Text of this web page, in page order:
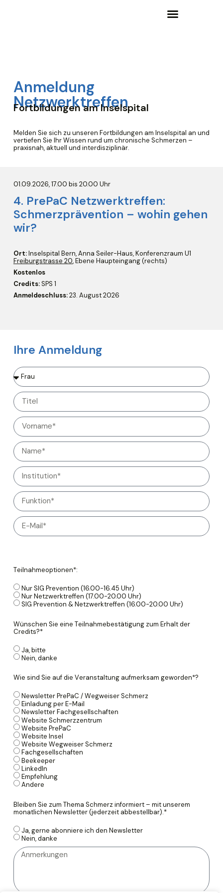
Anmeldung
Netzwerktreffen
Fortbildungen am Inselspital
Melden Sie sich zu unseren Fortbildungen am Inselspital an und
vertiefen Sie Ihr Wissen rund um chronische Schmerzen –
praxisnah, aktuell und interdisziplinär.
01.09.2026, 17.00 bis 20.00 Uhr
4. PrePaC Netzwerktreffen:
Schmerzprävention – wohin gehen
wir?
Ort:Inselspital Bern, Anna Seiler-Haus, Konferenzraum U1
Freiburgstrasse 20, Ebene Haupteingang (rechts)
Kostenlos
Credits:SPS 1
Anmeldeschluss:23. August 2026
Ihre Anmeldung
Teilnahmeoptionen*:
Nur SIG Prevention (16.00-16.45 Uhr)
Nur Netzwerktreffen (17.00-20.00 Uhr)
SIG Prevention & Netzwerktreffen (16.00-20.00 Uhr)
Wünschen Sie eine Teilnahmebestätigung zum Erhalt der
Credits?*
Ja, bitte
Nein, danke
Wie sind Sie auf die Veranstaltung aufmerksam geworden*?
Newsletter PrePaC / Wegweiser Schmerz
Einladung per E-Mail
Newsletter Fachgesellschaften
Website Schmerzzentrum
Website PrePaC
Website Insel
Website Wegweiser Schmerz
Fachgesellschaften
Beekeeper
LinkedIn
Empfehlung
Andere
Bleiben Sie zum Thema Schmerz informiert – mit unserem
monatlichen Newsletter (jederzeit abbestellbar).*
Ja, gerne abonniere ich den Newsletter
Nein, danke